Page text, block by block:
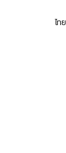
ไทย